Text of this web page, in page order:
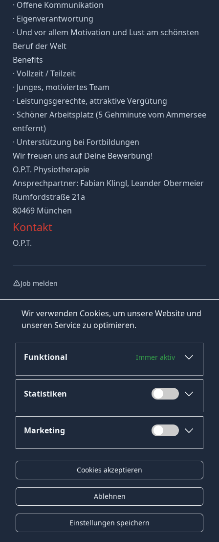
Wir verwenden Cookies, um unsere Website und
unseren Service zu optimieren.
Funktional Immer aktiv
Statistiken
Marketing
Cookies akzeptieren
Ablehnen
Einstellungen speichern
· Offene Kommunikation
· Eigenverantwortung
· Und vor allem Motivation und Lust am schönsten
Beruf der Welt
Benefits
· Vollzeit / Teilzeit
· Junges, motiviertes Team
· Leistungsgerechte, attraktive Vergütung
· Schöner Arbeitsplatz (5 Gehminute vom Ammersee
entfernt)
· Unterstützung bei Fortbildungen
Wir freuen uns auf Deine Bewerbung!
O.P.T. Physiotherapie
Ansprechpartner: Fabian Klingl, Leander Obermeier
Rumfordstraße 21a
80469 München
Kontakt
O.P.T.
Job melden
Jetzt bewerben
Datenschutz
Impressum
Kontakt
Gender-Hinweis
© 2026 Onyx Consulting GmbH